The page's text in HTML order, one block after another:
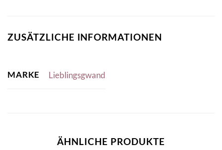
ZUSÄTZLICHE INFORMATIONEN
MARKE Lieblingsgwand
ÄHNLICHE PRODUKTE